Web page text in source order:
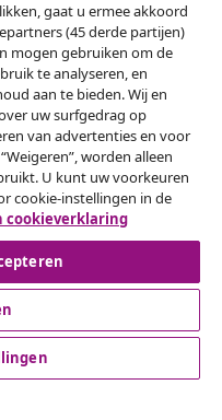
is een website van vidaXL
gaat u ermee akkoord
(45 derde partijen)
mogen gebruiken om de
te analyseren, en
aan te bieden. Wij en
uw surfgedrag op
van advertenties en voor
worden alleen
U kunt uw voorkeuren
cookie-instellingen in de
cookieverklaring